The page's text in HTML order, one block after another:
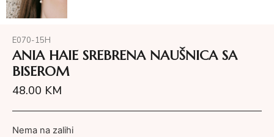
E070-15H
ANIA HAIE SREBRENA NAUŠNICA SA
BISEROM
48.00 KM
Nema na zalihi